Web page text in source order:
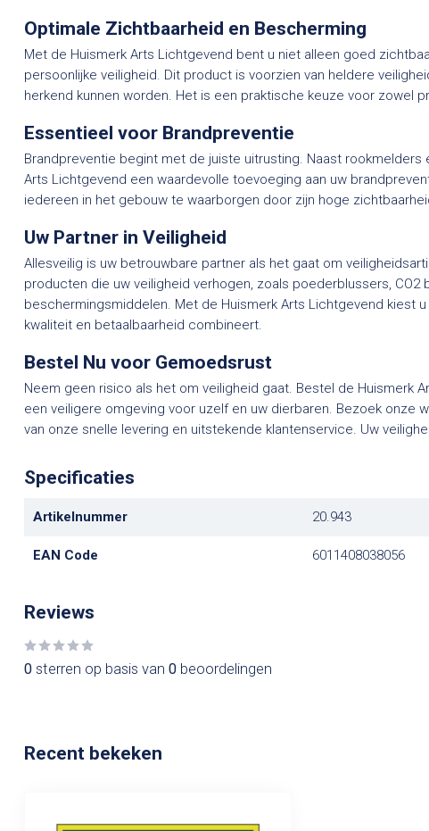
Optimale Zichtbaarheid en Bescherming
Met de Huismerk Arts Lichtgevend bent u niet alleen goed
persoonlijke veiligheid. Dit product is voorzien van heldere
herkend kunnen worden. Het is een praktische keuze voor zowel
Essentieel voor Brandpreventie
Brandpreventie begint met de juiste uitrusting. Naast
Arts Lichtgevend een waardevolle toevoeging aan uw
iedereen in het gebouw te waarborgen door zijn hoge
Uw Partner in Veiligheid
Allesveilig is uw betrouwbare partner als het gaat om
producten die uw veiligheid verhogen, zoals poederblussers, CO2
beschermingsmiddelen. Met de Huismerk Arts Lichtgevend kiest
kwaliteit en betaalbaarheid combineert.
Bestel Nu voor Gemoedsrust
Neem geen risico als het om veiligheid gaat. Bestel de Huismerk
een veiligere omgeving voor uzelf en uw dierbaren. Bezoek onze
van onze snelle levering en uitstekende klantenservice. Uw
Specificaties
Artikelnummer 20.943
EAN Code 6011408038056
Reviews
0 sterren op basis van 0 beoordelingen
Recent bekeken